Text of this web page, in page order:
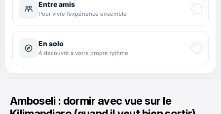
Amboseli : dormir avec vue sur le